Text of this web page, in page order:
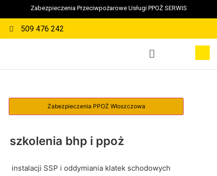
Zabezpieczenia Przeciwpożarowe Usługi PPOŻ SERWIS
509 476 242
szkolenia bhp i ppoż
instalacji SSP i oddymiania klatek schodowych